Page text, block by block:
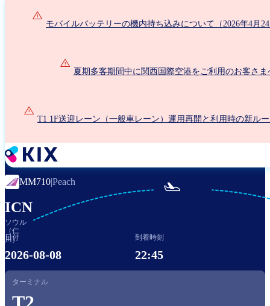
モバイルバッテリーの機内持ち込みについて（2026年4月
夏期多客期間中に関西国際空港をご利用のお客さま
T1 1F送迎レーン（一般車レーン）運用再開と利用時の新ル
MM710|Peach
ICN
ソウル
（仁
川）

日付
2026-08-08
到着時刻
22:45
ターミナル